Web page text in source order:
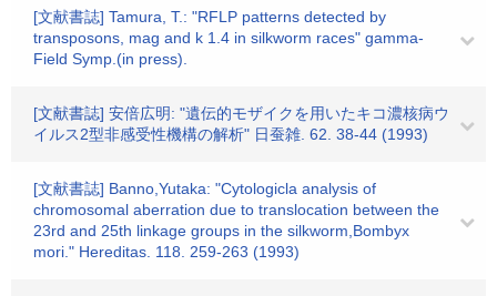
[文献書誌] Tamura, T.: "RFLP patterns detected by
transposons, mag and k 1.4 in silkworm races" gamma-
Field Symp.(in press).
[文献書誌] 安倍広明: "遺伝的モザイクを用いたキコ濃核病ウ
イルス2型非感受性機構の解析" 日蚕雑. 62. 38-44 (1993)
[文献書誌] Banno,Yutaka: "Cytologicla analysis of
chromosomal aberration due to translocation between the
23rd and 25th linkage groups in the silkworm,Bombyx
mori." Hereditas. 118. 259-263 (1993)